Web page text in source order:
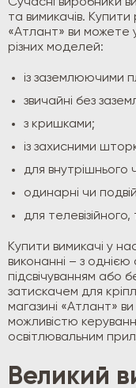
та вимикачів.
«Атлант» ви можете
різних моделей:
із заземлюючими
звичайні без
з кришками;
із захисними
для
одинарні чи
для
Купити вимикачі у
виконанні – з
підсвічуванням або
затискачем для
магазині «Атлант»
можливістю
освітлювальним
Великий